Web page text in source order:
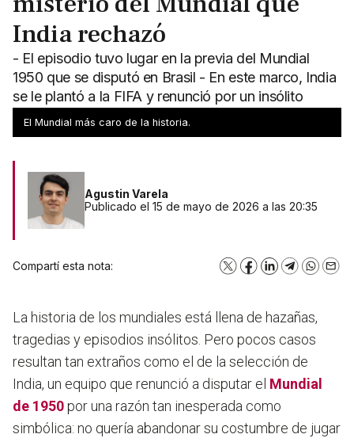
India rechazó
- El episodio tuvo lugar en la previa del Mundial
1950 que se disputó en Brasil - En este marco, India
se le plantó a la FIFA y renunció por un insólito
motivo
El Mundial más caro de la historia.
Agustin Varela
Publicado el 15 de mayo de 2026 a las 20:35
Compartí esta nota: X Facebook
LinkedInTelegram
La historia de los mundiales está llena de hazañas,
tragedias y episodios insólitos. Pero pocos casos
resultan tan extraños como el de la selección de
India, un equipo que renunció a disputar el Mundial
de 1950por una razón tan inesperada como
simbólica: no quería abandonar su costumbre de jugar